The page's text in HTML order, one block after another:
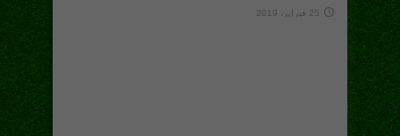
25 فبراير، 2019